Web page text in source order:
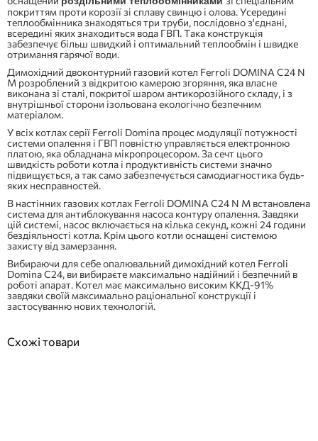
покриттям проти корозії зі сплаву свинцю і олова. Усередині
теплообмінника знаходяться три труби, послідовно з'єднані,
всередині яких знаходиться вода ГВП. Така конструкція
забезпечує більш швидкий і оптимальний теплообмін і швидке
отримання гарячої води.
Димохідний двоконтурний газовий котел Ferroli DOMINA C24 N
M розроблений з відкритою камерою згоряння, яка власне
виконана зі сталі, покритої шаром антикорозійного складу, і з
внутрішньої сторони ізольована екологічно безпечним
матеріалом.
У всіх котлах серії Ferroli Domina процес модуляції потужності
системи опалення і ГВП повністю управляється електронною
платою, яка обладнана мікропроцесором. За сечт цього
швидкість роботи котла і продуктивність системи значно
підвищується, а так само забезпечується самодиагностика будь-
яких несправностей.
В настінних газових котлах Ferroli DOMINA C24 N M встановлена
​​система для антиблокування насоса контуру опалення. Завдяки
цій системі, насос включається на кілька секунд, кожні 24 години
бездіяльності котла. Крім цього котли оснащені системою
захисту від замерзання.
Вибираючи для себе опалювальний димохідний котел Ferroli
Domina C24, ви вибираєте максимально надійний і безпечний в
роботі апарат. Котел має максимально високим ККД-91%
завдяки своїй максимально раціональної конструкції і
застосуванню нових технологій.
Схожі товари